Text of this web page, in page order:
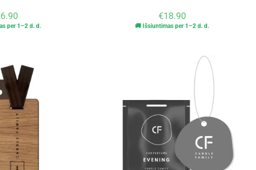
per 1–2 d. d.
€18.90
🚚 Išsiuntimas per 1–2 d. d.